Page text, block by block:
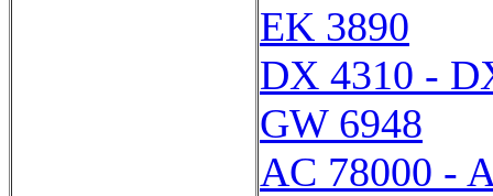
EK 3890
DX 4310 -
GW 6948
AC 78000 -